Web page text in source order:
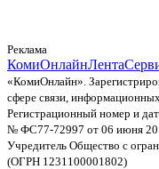
Реклама
КомиОнлайнЛента
«КомиОнлайн».
сфере связи,
Регистрационный номер и
№ ФС77-72997 от 06 июня
Учредитель Общество с
(ОГРН 1231100001802)